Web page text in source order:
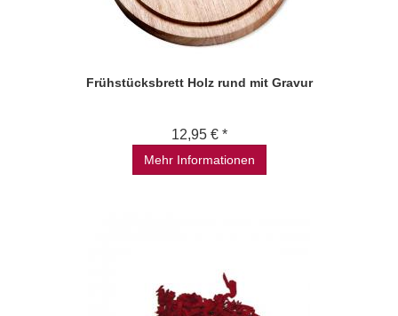
Frühstücksbrett Holz rund mit Gravur
12,95 € *
Mehr Informationen